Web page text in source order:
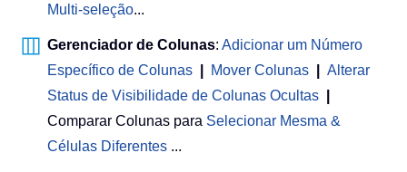
Multi-seleção...
Gerenciador de Colunas: Adicionar um Número
Específico de Colunas
Mover Colunas
Alterar
Status de Visibilidade de Colunas Ocultas
Comparar Colunas para Selecionar Mesma &
Células Diferentes ...